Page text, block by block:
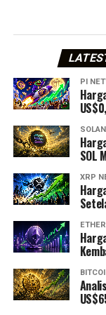
PI
SOL
XRP